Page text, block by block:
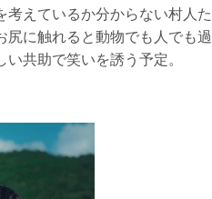
えているか分からない村人た
に触れると動物でも人でも過
共助で笑いを誘う予定。